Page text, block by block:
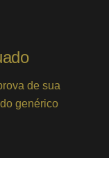
de sua
genérico